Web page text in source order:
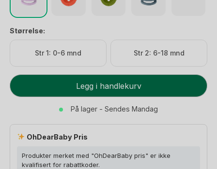
Størrelse:
Str 1: 0-6 mnd Str 2: 6-18 mnd
BIBS
Smokk
–
Rund,
antall
Legg i handlekurv
På lager - Sendes Mandag
OhDearBaby Pris
Produkter merket med "OhDearBaby pris" er ikke
kvalifisert for rabattkoder.